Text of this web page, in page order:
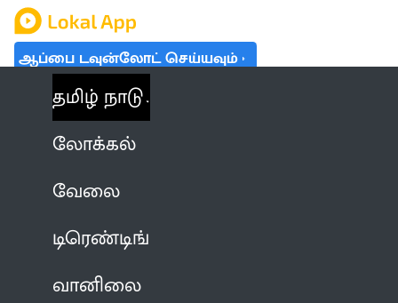
ஆப்பை டவுன்லோட் செய்யவும்
தமிழ் நாடு
லோக்கல்
வேலை
டிரெண்டிங்
வானிலை